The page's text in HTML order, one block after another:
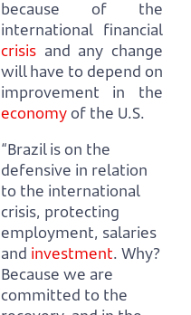
because of the
international financial
crisis and any change
will have to depend on
improvement in the
economyof the U.S.
“Brazil is on the
defensive in relation
to the international
crisis, protecting
employment, salaries
and investment. Why?
Because we are
committed to the